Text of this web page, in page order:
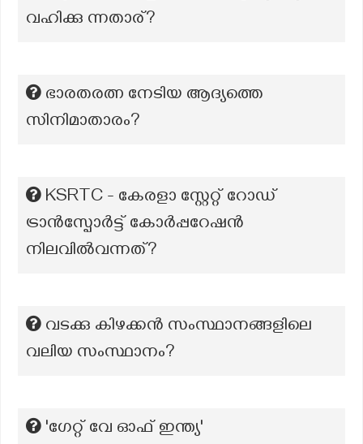
വഹിക്കു ന്നതാര്?
ഭാരതരത്ന നേടിയ ആദ്യത്തെ
സിനിമാതാരം?
KSRTC - കേരളാ സ്റ്റേറ്റ് റോഡ്
ട്രാൻസ്പോർട്ട് കോര്‍പ്പറേഷന്‍
നിലവില്‍വന്നത്?
വടക്കു കിഴക്കന്‍ സംസ്ഥാനങ്ങളിലെ
വലിയ സ‍ംസ്ഥാനം?
'ഗേറ്റ് വേ ഓഫ് ഇന്ത്യ'